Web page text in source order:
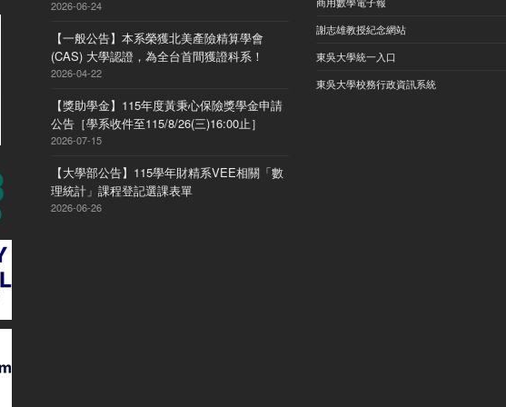
2026-06-24
【一般公告】本系榮獲北美產險精算學會
(CAS) 大學認證，為全台首間獲證科系！
2026-04-22
【獎助學金】115年度黃秉心保險獎學金申請
公告［學系收件至115/8/26(三)16:00止］
2026-07-15
【大學部公告】115學年財精系VEE相關「數
理統計」課程登記選課表單
2026-06-26
謝志雄教授紀念網站
東吳大學統一入口
東吳大學校務行政資訊系統